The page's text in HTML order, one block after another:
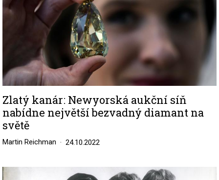
Zlatý kanár: Newyorská aukční síň
nabídne největší bezvadný diamant na
světě
Martin Reichman 24.10.2022
Image